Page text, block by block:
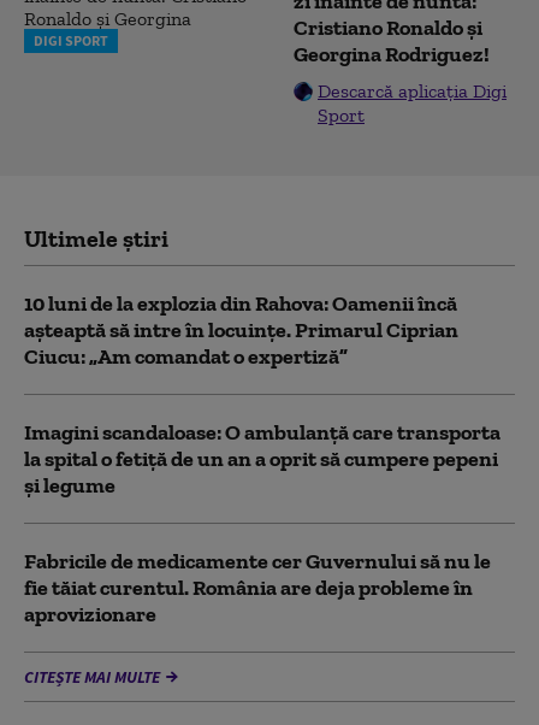
DIGI SPORT
Cristiano Ronaldo și
Georgina Rodriguez!
Descarcă aplicația Digi
Sport
Ultimele știri
10 luni de la explozia din Rahova: Oamenii încă
așteaptă să intre în locuințe. Primarul Ciprian
Ciucu: „Am comandat o expertiză”
Imagini scandaloase: O ambulanță care transporta
la spital o fetiță de un an a oprit să cumpere pepeni
și legume
Fabricile de medicamente cer Guvernului să nu le
fie tăiat curentul. România are deja probleme în
aprovizionare
CITEȘTE MAI MULTE